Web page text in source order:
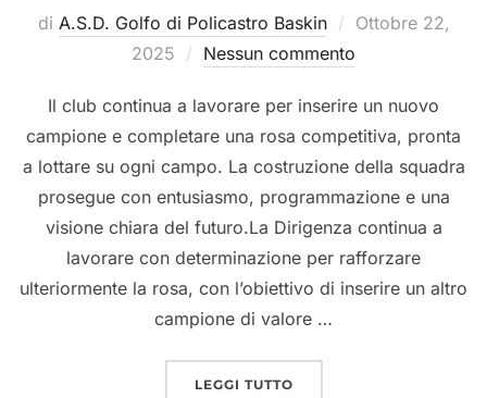
di A.S.D. Golfo di Policastro Baskin
Pubblicato
il
Ottobre 22,
2025
Nessun commento
Il club continua a lavorare per inserire un nuovo
campione e completare una rosa competitiva, pronta
a lottare su ogni campo. La costruzione della squadra
prosegue con entusiasmo, programmazione e una
visione chiara del futuro.La Dirigenza continua a
lavorare con determinazione per rafforzare
ulteriormente la rosa, con l’obiettivo di inserire un altro
campione di valore …
LEGGI TUTTO“LA COSTRUZIONE